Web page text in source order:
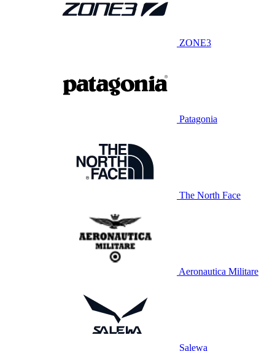
ZONE3
Patagonia
The North Face
Aeronautica Militare
Salewa